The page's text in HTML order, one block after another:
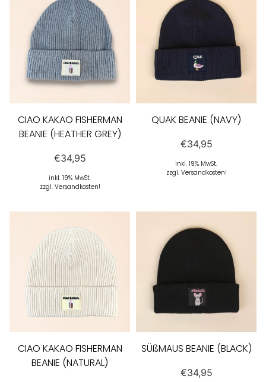
CIAO KAKAO FISHERMAN
BEANIE (HEATHER GREY)
€34,95
inkl. 19% MwSt.
zzgl. Versandkosten!
QUAK BEANIE (NAVY)
€34,95
inkl. 19% MwSt.
zzgl. Versandkosten!
CIAO KAKAO FISHERMAN
BEANIE (NATURAL)
SÜßMAUS BEANIE (BLACK)
€34,95